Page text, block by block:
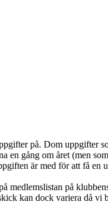
på. Dom uppgifter
en gång om året (men
är med för att få en
medlemslistan på
kan dock variera då vi